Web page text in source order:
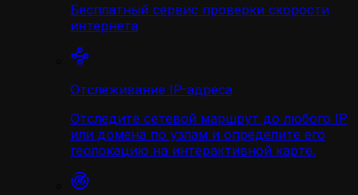
Бесплатный сервис проверки скорости
интернета
Отслеживание IP-адреса
Отследите сетевой маршрут до любого IP
или домена по узлам и определите его
геолокацию на интерактивной карте.